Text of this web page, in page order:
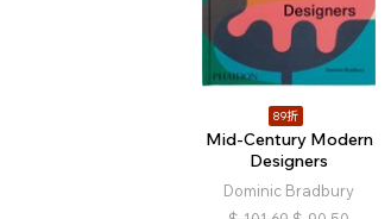
89折
Mid-Century Modern
Designers
Dominic Bradbury